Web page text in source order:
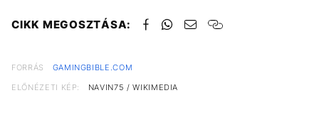
CIKK MEGOSZTÁSA:
FORRÁS
GAMINGBIBLE.COM
ELŐNÉZETI KÉP:
NAVIN75 / WIKIMEDIA